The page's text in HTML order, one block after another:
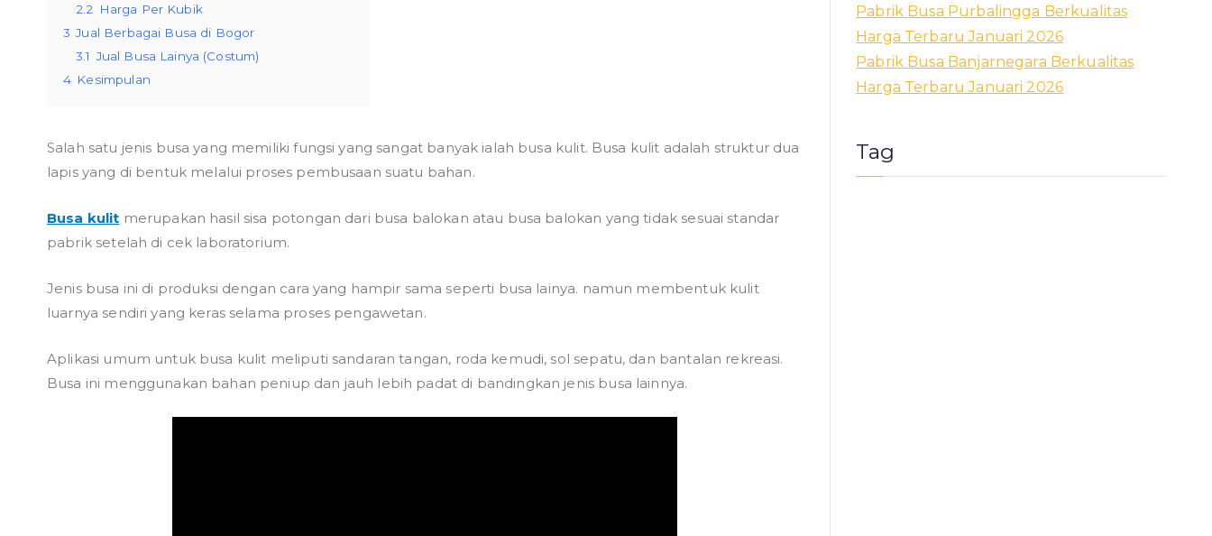
2.2
Harga Per Kubik
3 Jual Berbagai Busa di Bogor
3.1 Jual Busa Lainya (Costum)
4 Kesimpulan
Salah satu jenis busa yang memiliki fungsi yang sangat banyak ialah busa kulit. Busa kulit adalah struktur dua
lapis yang di bentuk melalui proses pembusaan suatu bahan.
Busa kulit merupakan hasil sisa potongan dari busa balokan atau busa balokan yang tidak sesuai standar
pabrik setelah di cek laboratorium.
Jenis busa ini di produksi dengan cara yang hampir sama seperti busa lainya. namun membentuk kulit
luarnya sendiri yang keras selama proses pengawetan.
Aplikasi umum untuk busa kulit meliputi sandaran tangan, roda kemudi, sol sepatu, dan bantalan rekreasi.
Busa ini menggunakan bahan peniup dan jauh lebih padat di bandingkan jenis busa lainnya.
Pabrik Busa Purbalingga Berkualitas
Harga Terbaru Januari 2026
Pabrik Busa Banjarnegara Berkualitas
Harga Terbaru Januari 2026
Tag